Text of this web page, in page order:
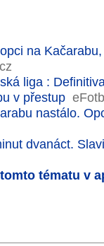
na
liga :
v přestup
nastálo.
dvanáct.
tématu v